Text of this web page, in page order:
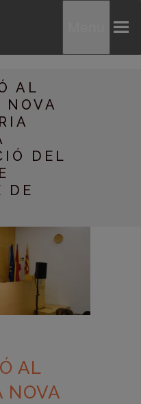
AL
NOVA
DEL
DE
AL
NOVA